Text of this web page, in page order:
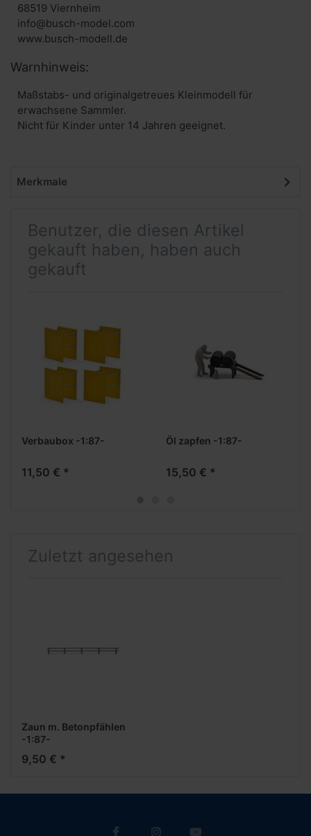
68519 Viernheim
info@busch-model.com
www.busch-modell.de
Warnhinweis:
Maßstabs- und originalgetreues Kleinmodell für
erwachsene Sammler.
Nicht für Kinder unter 14 Jahren geeignet.
Merkmale
Benutzer, die diesen Artikel
gekauft haben, haben auch
gekauft
Verbaubox -1:87-
11,50 € *
Öl zapfen -1:87-
15,50 € *
Zuletzt angesehen
Zaun m. Betonpfählen
-1:87-
9,50 € *